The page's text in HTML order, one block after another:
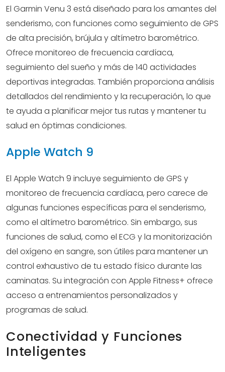
El Garmin Venu 3 está diseñado para los amantes del
senderismo, con funciones como seguimiento de GPS
de alta precisión, brújula y altímetro barométrico.
Ofrece monitoreo de frecuencia cardíaca,
seguimiento del sueño y más de 140 actividades
deportivas integradas. También proporciona análisis
detallados del rendimiento y la recuperación, lo que
te ayuda a planificar mejor tus rutas y mantener tu
salud en óptimas condiciones.
Apple Watch 9
El Apple Watch 9 incluye seguimiento de GPS y
monitoreo de frecuencia cardíaca, pero carece de
algunas funciones específicas para el senderismo,
como el altímetro barométrico. Sin embargo, sus
funciones de salud, como el ECG y la monitorización
del oxígeno en sangre, son útiles para mantener un
control exhaustivo de tu estado físico durante las
caminatas. Su integración con Apple Fitness+ ofrece
acceso a entrenamientos personalizados y
programas de salud.
Conectividad y Funciones
Inteligentes